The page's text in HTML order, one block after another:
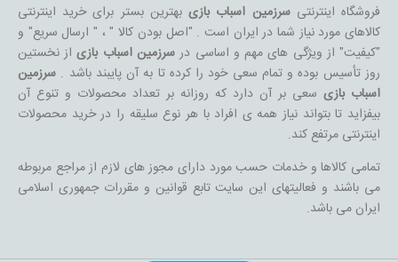
فروشگاه اینترنتیسرزمین اسباب بازیبهترین بستر برای خرید اینترنتی
کالاهای مورد نیاز شما در ایران است . "اصل بودن کالا " ، " ارسال سریع" و
"کیفیت" از ویژگی های مهم و اساسی در سرزمین اسباب بازیاز نخستین
روز تأسیس بوده و تمام سعی خود را کرده تا به آن پایبند باشد .سرزمین
اسباب بازیسعی بر آن دارد که روزانه بر تعداد محصولات و تنوع آن
بیفزاید تا بتواند نیاز همه ی افراد با هر نوع سلیقه را در خرید محصولات
اینترنتی مرتفع کند.
تمامی کالاها و خدمات حسب مورد دارای مجوز های لازم از مراجع مربوطه
می باشند و فعالیتهای این سایت تابع قوانین و مقررات جمهوری اسلامی
ایران می باشد.